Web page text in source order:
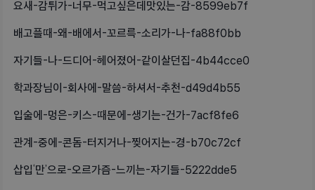
요새-감튀가-너무-먹고싶은데맛있는-감-8599eb7f
배고플때-왜-배에서-꼬르륵-소리가-나-fa88f0bb
자기들-나-드디어-헤어졌어-같이살던집-4b44cce0
학과장님이-회사에-말씀-하셔서-추천-d49d4b55
입술에-멍은-키스-때문에-생기는-건가-7acf8fe6
관계-중에-콘돔-터지거나-찢어지는-경-b70c72cf
삽입‘만’으로-오르가즘-느끼는-자기들-5222dde5